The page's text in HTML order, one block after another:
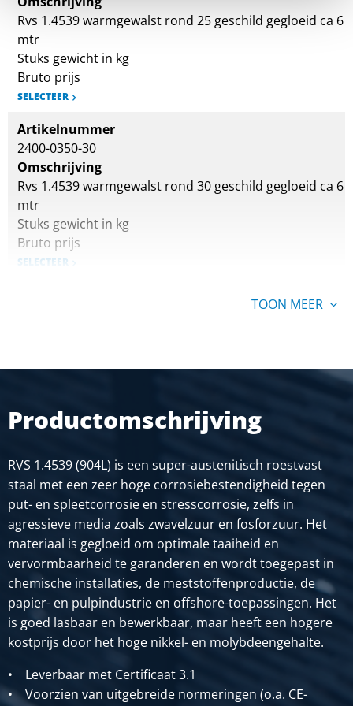
Rvs 1.4539 warmgewalst rond 25 geschild gegloeid ca 6
mtr
Stuks gewicht in kg
Bruto prijs
SELECTEER
Artikelnummer
2400-0350-30
Omschrijving
Rvs 1.4539 warmgewalst rond 30 geschild gegloeid ca 6
mtr
Stuks gewicht in kg
Bruto prijs
SELECTEER
mtr
Bruto prijs
SELECTEER
Artikelnummer
2400-0350-50
Omschrijving
Rvs 1.4539 warmgewalst rond 50 geschild gegloeid ca 6
mtr
Stuks gewicht in kg
Bruto prijs
Artikelnummer
2400-0350-60
Rvs 1.4539 warmgewalst rond 60 geschild gegloeid ca 6
mtr
TOON MEER
Productomschrijving
RVS 1.4539 (904L) is een super-austenitisch roestvast
staal met een zeer hoge corrosiebestendigheid tegen
put- en spleetcorrosie en stresscorrosie, zelfs in
agressieve media zoals zwavelzuur en fosforzuur. Het
materiaal is gegloeid om optimale taaiheid en
vervormbaarheid te garanderen en wordt toegepast in
chemische installaties, de meststoffenproductie, de
papier- en pulpindustrie en offshore-toepassingen. Het
is goed lasbaar en bewerkbaar, maar heeft een hogere
kostprijs door het hoge nikkel- en molybdeengehalte.
• Leverbaar met Certificaat 3.1
• Voorzien van uitgebreide normeringen (o.a. CE-